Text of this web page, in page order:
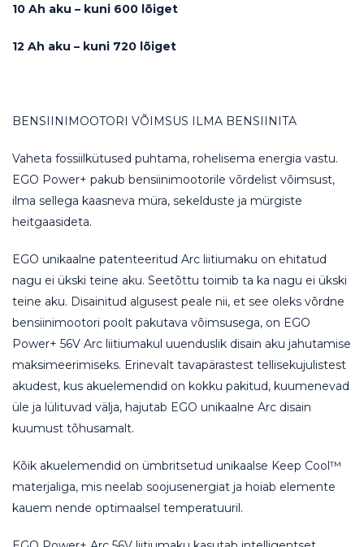
10 Ah aku – kuni 600 lõiget
12 Ah aku – kuni 720 lõiget
BENSIINIMOOTORI VÕIMSUS ILMA BENSIINITA
Vaheta fossiilkütused puhtama, rohelisema energia vastu.
EGO Power+ pakub bensiinimootorile võrdelist võimsust,
ilma sellega kaasneva müra, sekelduste ja mürgiste
heitgaasideta.
EGO unikaalne patenteeritud Arc liitiumaku on ehitatud
nagu ei ükski teine aku. Seetõttu toimib ta ka nagu ei ükski
teine aku. Disainitud algusest peale nii, et see oleks võrdne
bensiinimootori poolt pakutava võimsusega, on EGO
Power+ 56V Arc liitiumakul uuenduslik disain aku jahutamise
maksimeerimiseks. Erinevalt tavapärastest tellisekujulistest
akudest, kus akuelemendid on kokku pakitud, kuumenevad
üle ja lülituvad välja, hajutab EGO unikaalne Arc disain
kuumust tõhusamalt.
Kõik akuelemendid on ümbritsetud unikaalse Keep Cool™
materjaliga, mis neelab soojusenergiat ja hoiab elemente
kauem nende optimaalsel temperatuuril.